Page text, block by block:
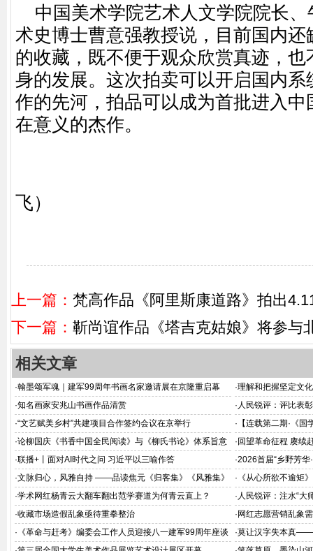
中国美术学院艺术人文学院院长、
术史博士曹意强教授说，目前国内还
的收藏，既不便于观众欣赏真迹，
身的发展。这次拍卖可以开启国内系
作的先河，拍品可以成为首批进入中
在意义的杰作。
飞）
上一篇： 梵高作品《阿里斯康道路》拍出
下一篇： 靳尚谊作品《塔吉克姑娘》将参与
相关文章
·翰墨颂军魂｜建军99周年书画名家邀请展在京隆重启幕 ·理解和把握坚定文
·知名画家安兆山书画作品清赏 · 人民锐评：评比表
·“文艺赋美乡村”共建项目合作签约会议在京举行 · 【连载第二期·《
·论柳国庆《书香中国全民阅读》与《柳氏书论》体系旨意
深释
· 回望革命征程 赓续
举办
·联播+丨面对AI时代之问 习近平以三喻作答 ·2026首届“乡野芳华
6年8月在京举办
·文脉归心，风雅自持 ——品读焦元《归客集》《风雅集》 · 《从心所欲不逾矩
·学术网红杨青云大翻车翻出范学赛道为何青云直上？ · 人民锐评：注水“大
·收藏市场造假乱象亟待重拳整治 · 网红志愿营销乱象
· 《革命与赶考》编委会工作人员迎接八一建军99周年座谈
·莫让汉字失本真——